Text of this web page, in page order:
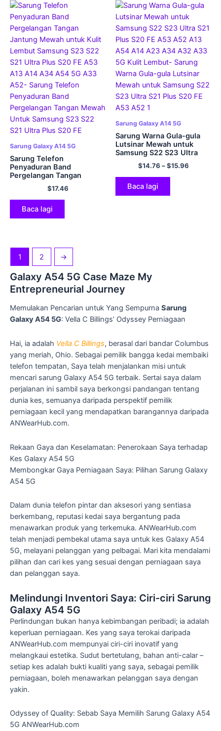
Sarung Galaxy A14 5G
Sarung Telefon
Penyaduran Band
Pergelangan Tangan
Jantung Mewah untuk
Kulit Lembut Samsung S23
S22 S21 Ultra Plus S20 FE
A53 A13 A14 A34 A54 5G
A33 A52
$17.46
Baca lagi
Sarung Galaxy A14 5G
Sarung Warna Gula-gula
Lutsinar Mewah untuk
Samsung S22 S23 Ultra
S21 Plus S20 FE A53 A52
A13 A54 A14 A23 A34
A32 A33 5G Kulit Lembut
$14.76 –$15.96
Baca lagi
1 2 →
Galaxy A54 5G Case Maze My
Entrepreneurial Journey
Memulakan Pencarian untuk Yang Sempurna Sarung
Galaxy A54 5G: Vella C Billings’ Odyssey Perniagaan
Hai, ia adalah Vella C Billings, berasal dari bandar Columbus
yang meriah, Ohio. Sebagai pemilik bangga kedai membaiki
telefon tempatan, Saya telah menjalankan misi untuk
mencari sarung Galaxy A54 5G terbaik. Sertai saya dalam
perjalanan ini sambil saya berkongsi pandangan tentang
dunia kes, semuanya daripada perspektif pemilik
perniagaan kecil yang mendapatkan barangannya daripada
ANWearHub.com.
Rekaan Gaya dan Keselamatan: Penerokaan Saya terhadap
Kes Galaxy A54 5G
Membongkar Gaya Perniagaan Saya: Pilihan Sarung Galaxy
A54 5G
Dalam dunia telefon pintar dan aksesori yang sentiasa
berkembang, reputasi kedai saya bergantung pada
menawarkan produk yang terkemuka. ANWearHub.com
telah menjadi pembekal utama saya untuk kes Galaxy A54
5G, melayani pelanggan yang pelbagai. Mari kita mendalami
pilihan dan cari kes yang sesuai dengan perniagaan saya
dan pelanggan saya.
Melindungi Inventori Saya: Ciri-ciri Sarung
Galaxy A54 5G
Perlindungan bukan hanya kebimbangan peribadi; ia adalah
keperluan perniagaan. Kes yang saya terokai daripada
ANWearHub.com mempunyai ciri-ciri inovatif yang
melangkaui estetika. Sudut bertetulang, bahan anti-calar –
setiap kes adalah bukti kualiti yang saya, sebagai pemilik
perniagaan, boleh menawarkan pelanggan saya dengan
yakin.
Odyssey of Quality: Sebab Saya Memilih Sarung Galaxy A54
5G ANWearHub.com